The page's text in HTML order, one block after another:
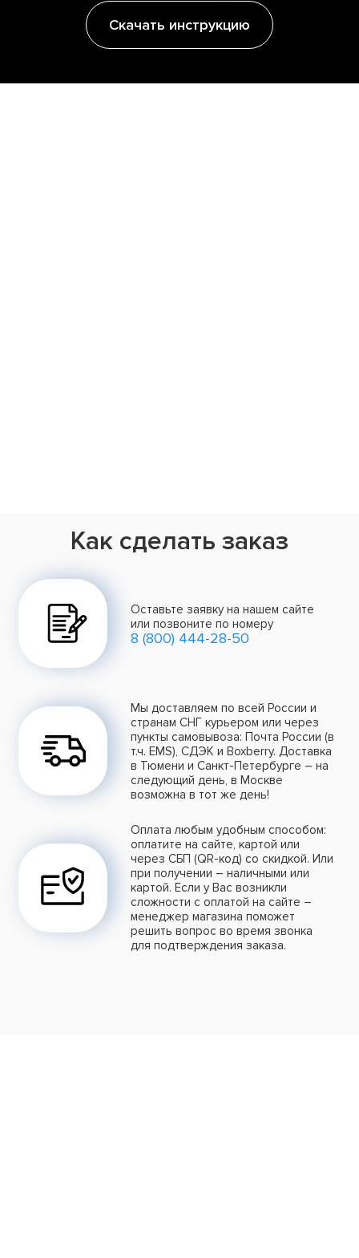
Скачать инструкцию
Как сделать заказ
Оставьте заявку на нашем сайте
или позвоните по номеру
8 (800) 444-28-50
Мы доставляем по всей России и
странам СНГ курьером или через
пункты самовывоза: Почта России (в
т.ч. EMS), СДЭК и Boxberry. Доставка
в Тюмени и Санкт-Петербурге – на
следующий день, в Москве
возможна в тот же день!
Оплата любым удобным способом:
оплатите на сайте, картой или
через СБП (QR-код) со скидкой. Или
при получении – наличными или
картой. Если у Вас возникли
сложности с оплатой на сайте –
менеджер магазина поможет
решить вопрос во время звонка
для подтверждения заказа.